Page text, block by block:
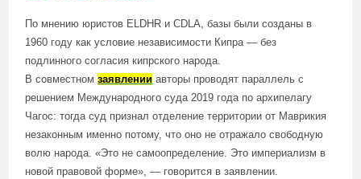
По мнению юристов ELDHR и CDLA, базы были созданы в
1960 году как условие независимости Кипра — без
подлинного согласия кипрского народа.
В совместномзаявлении авторы проводят параллель с
решением Международного суда 2019 года по архипелагу
Чагос: тогда суд признал отделение территории от Маврикия
незаконным именно потому, что оно не отражало свободную
волю народа. «Это не самоопределение. Это империализм в
новой правовой форме», — говорится в заявлении.